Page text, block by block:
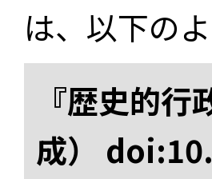
は、以下の
『歴史的
成）